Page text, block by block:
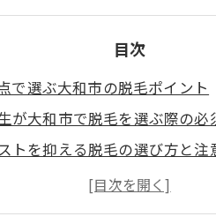
目次
で選ぶ大和市の脱毛ポイント
が大和市で脱毛を選ぶ際の必
トを抑える脱毛の選び方と注
和市の脱毛で男子学生が重視す
脱毛とサロン脱毛の違いを学